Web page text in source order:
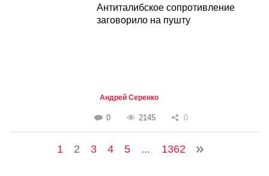
Антиталибское сопротивление
заговорило на пушту
Андрей Серенко
0 2145 0
1 2 3 4 5 ... 1362